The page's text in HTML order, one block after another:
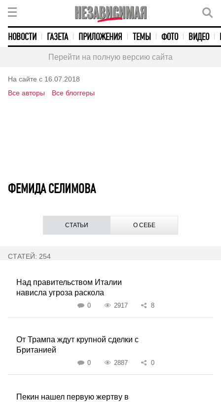
НОВОСТИ ГАЗЕТА ПРИЛОЖЕНИЯ ТЕМЫ ФОТО ВИДЕО
Перейти на полную версию сайта
На сайте с 16.07.2018
Все авторы
Все блоггеры
ФЕМИДА СЕЛИМОВА
СТАТЬИ О СЕБЕ
СТАТЕЙ: 254
Над правительством Италии
нависла угроза раскола
0 2917 8
От Трампа ждут крупной сделки с
Британией
0 2887 0
Пекин нашел первую жертву в